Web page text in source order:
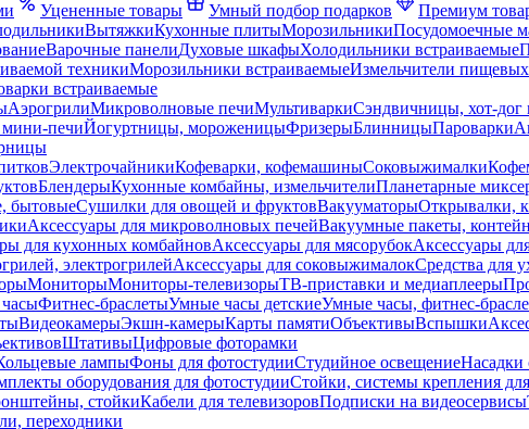
Уцененные товары Умный подбор подарков
Премиум
ВытяжкиКухонные плитыМорозильникиПосудомоечные
Варочные панелиДуховые шкафыХолодильники встраиваемые
техникиМорозильники встраиваемыеИзмельчители пищевых
встраиваемые
АэрогрилиМикроволновые печиМультиваркиСэндвичницы, хот-дог
печиЙогуртницы, мороженицыФризерыБлинницыПароварки
ЭлектрочайникиКофеварки, кофемашиныСоковыжималки
БлендерыКухонные комбайны, измельчителиПланетарные
бытовыеСушилки для овощей и фруктовВакууматорыОткрывалки,
Аксессуары для микроволновых печейВакуумные пакеты,
для кухонных комбайновАксессуары для мясорубокАксессуары
электрогрилейАксессуары для соковыжималокСредства для
МониторыМониторы-телевизорыТВ-приставки и медиаплееры
Фитнес-браслетыУмные часы детскиеУмные часы, фитнес-
ВидеокамерыЭкшн-камерыКарты памятиОбъективыВспышки
ШтативыЦифровые фоторамки
лампыФоны для фотостудииСтудийное освещениеНасадки
оборудования для фотостудииСтойки, системы крепления
стойкиКабели для телевизоровПодписки на видеосервисы
переходники